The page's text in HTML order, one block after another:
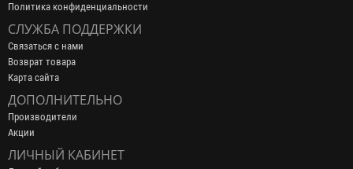
Политика конфиденциальности
СЛУЖБА ПОДДЕРЖКИ
Связаться с нами
Возврат товара
Карта сайта
ДОПОЛНИТЕЛЬНО
Производители
Акции
ЛИЧНЫЙ КАБИНЕТ